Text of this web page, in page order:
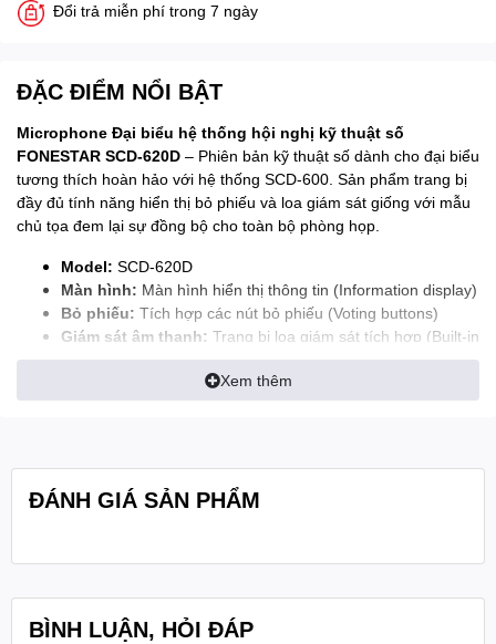
Đổi trả miễn phí trong 7 ngày
ĐẶC ĐIỂM NỔI BẬT
Microphone Đại biểu hệ thống hội nghị kỹ thuật số
FONESTAR SCD-620D – Phiên bản kỹ thuật số dành cho đại biểu
tương thích hoàn hảo với hệ thống SCD-600. Sản phẩm trang bị
đầy đủ tính năng hiển thị bỏ phiếu và loa giám sát giống với mẫu
chủ tọa đem lại sự đồng bộ cho toàn bộ phòng họp.
Model: SCD-620D
Màn hình: Màn hình hiển thị thông tin (Information display)
Bỏ phiếu: Tích hợp các nút bỏ phiếu (Voting buttons)
Giám sát âm thanh: Trang bị loa giám sát tích hợp (Built-in
monitor speaker)
Kết nối & Truyền dẫn:Truyền dẫn dữ liệu và tín hiệu âm
thanh kết nối với bộ điều khiển trung tâm bằng cáp Cat 5e
đơn (Unidirectional)
Đèn báo:LED hiển thị trạng thái hoạt động
Trọng lượng:0.7 kg
Xem thêm
ĐÁNH GIÁ SẢN PHẨM
BÌNH LUẬN, HỎI ĐÁP